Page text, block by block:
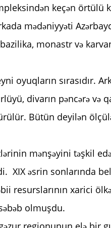
keçən örtülü
mədəniyyəti
monastr və
oyuqların sırasıdır.
divarın pəncərə və
Bütün deyilən
mənşəyini təşkil
XIX əsrin sonlarında
resurslarının xarici
olmuşdu.